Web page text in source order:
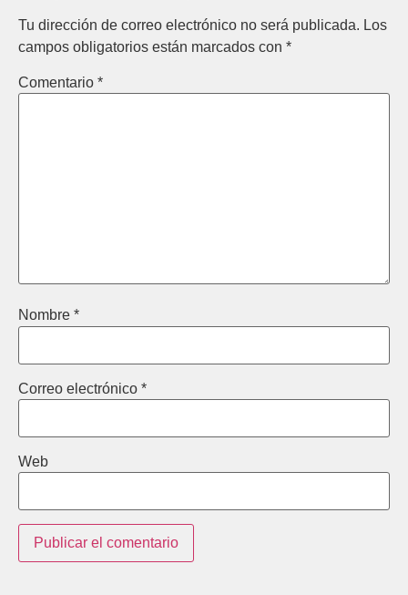
Tu dirección de correo electrónico no será publicada. Los
campos obligatorios están marcados con *
Comentario *
Nombre *
Correo electrónico *
Web